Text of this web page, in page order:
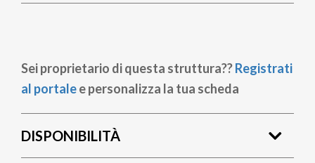
Sei proprietario di questa struttura??Registrati
al portalee personalizza la tua scheda
DISPONIBILITÀ